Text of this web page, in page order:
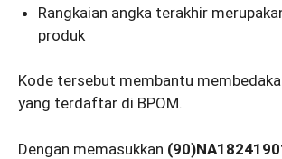
Rangkaian angka terakhir
produk
Kode tersebut membantu
yang terdaftar di BPOM.
Dengan memasukkan